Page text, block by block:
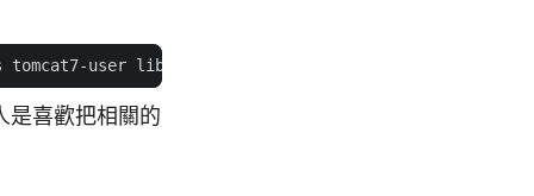
是喜歡把相關的